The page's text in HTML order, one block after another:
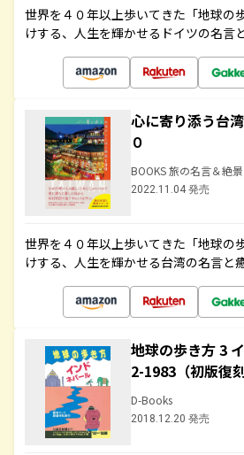
世界を４０年以上歩いてきた「地球の
けする、人生を輝かせるドイツの名言
心に寄り添う台
０
BOOKS 旅の名言＆絶景
2022.11.04 発売
世界を４０年以上歩いてきた「地球の
けする、人生を輝かせる台湾の名言と
地球の歩き方 3
2-1983（初版復刻
D-Books
2018.12.20 発売